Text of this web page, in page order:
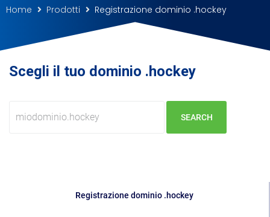
Academy
Home Prodotti Registrazione dominio .hockey
Scegli il tuo dominio .hockey
Registrazione dominio .hockey